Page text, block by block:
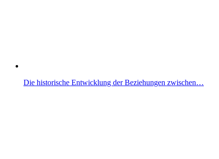
Die historische Entwicklung der Beziehungen zwischen…